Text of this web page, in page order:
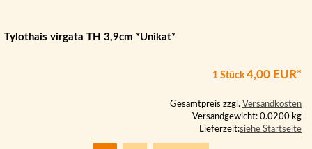
Tylothais virgata TH 3,9cm *Unikat*
1 Stück 4,00 EUR*
Gesamtpreis zzgl. Versandkosten
Versandgewicht: 0.0200 kg
Lieferzeit:siehe Startseite